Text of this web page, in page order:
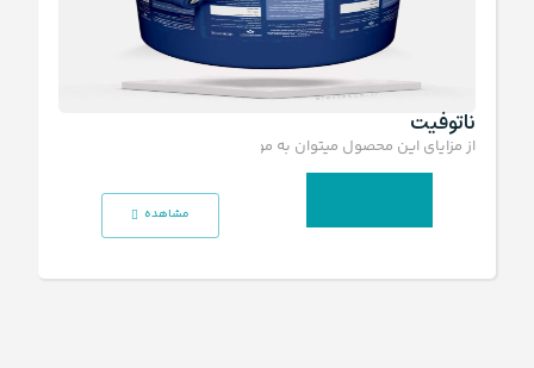
ناتوفیت
از مزایای این محصول میتوان به موارد زیر اشاره کرد: بالا بردن
مشاهده